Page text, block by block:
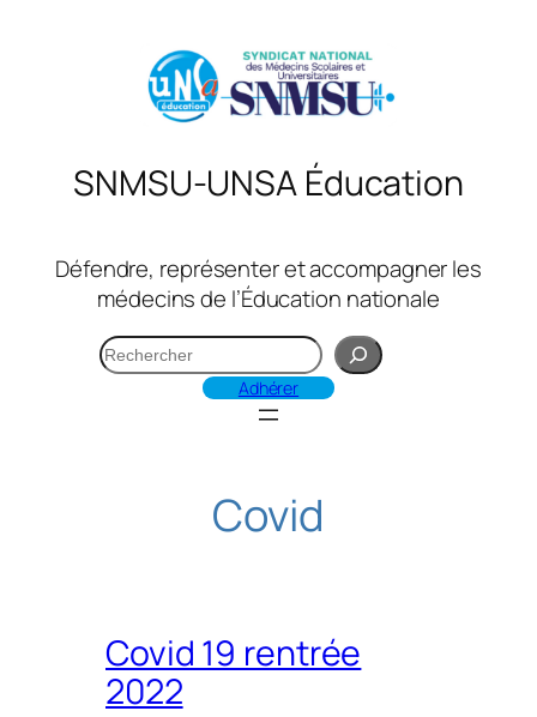
SNMSU-UNSA Éducation
Défendre, représenter et accompagner les
médecins de l’Éducation nationale
R
e
Adhérer
Covid
Covid 19 rentrée
2022